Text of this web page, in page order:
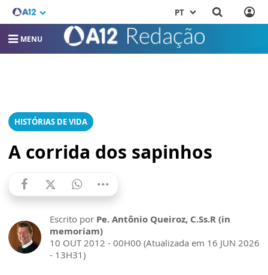
PT
MENU
HISTÓRIAS DE VIDA
A corrida dos sapinhos
Escrito por Pe. Antônio Queiroz, C.Ss.R (in
memoriam)
10 OUT 2012 - 00H00 (Atualizada em 16 JUN 2026
- 13H31)